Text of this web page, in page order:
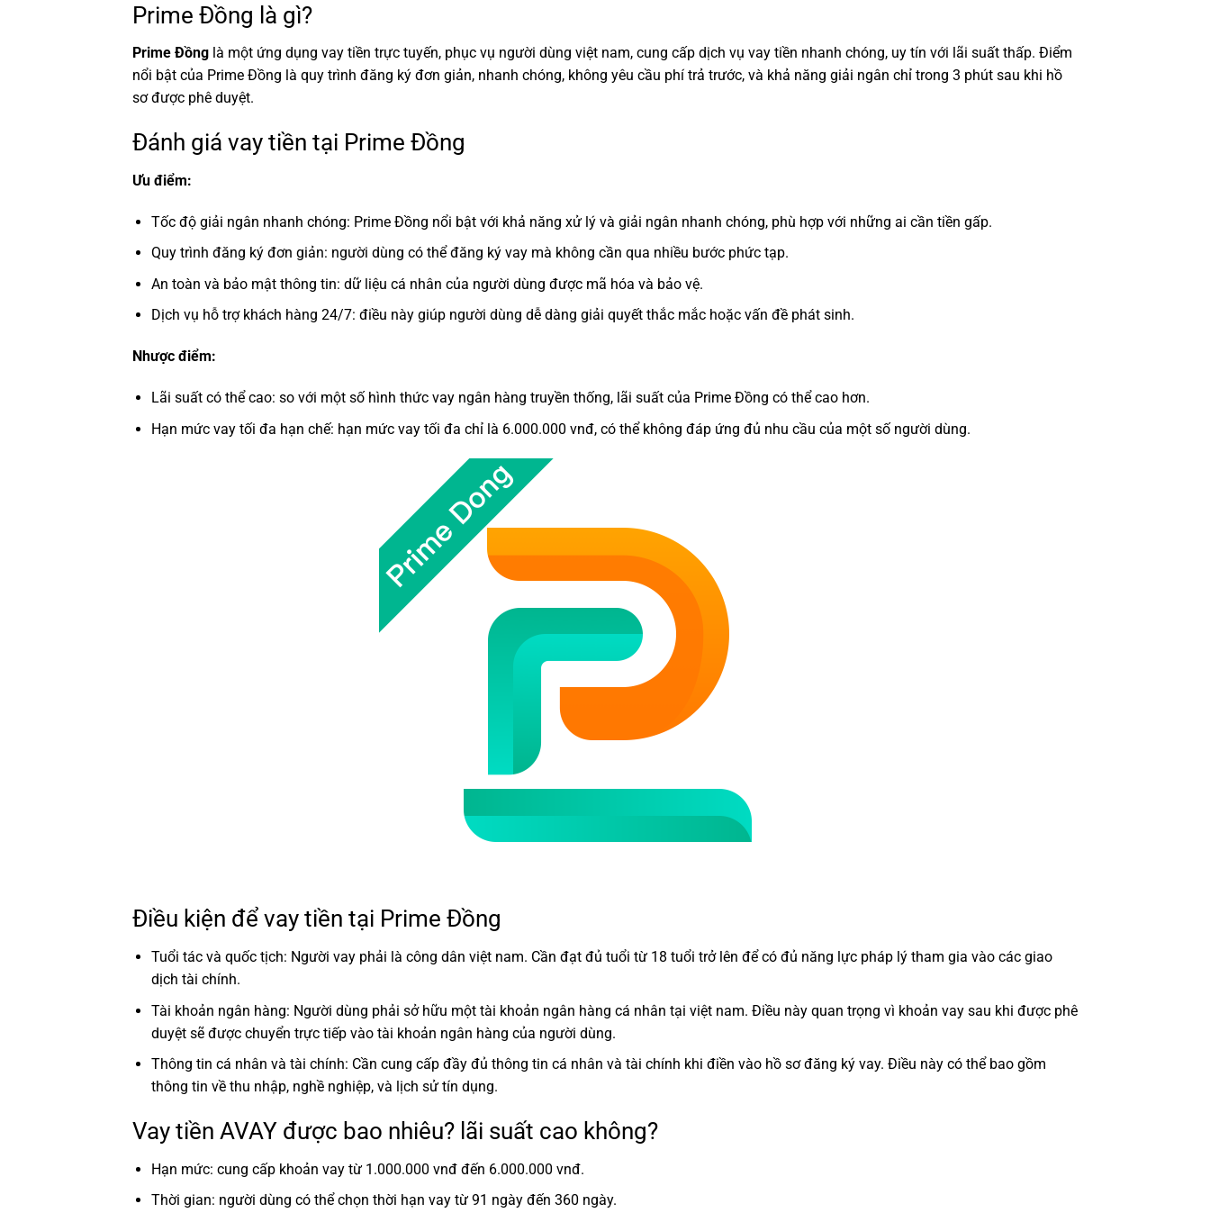
Prime Đồng là gì?
Prime Đồng là một ứng dụng vay tiền trực tuyến, phục vụ người dùng việt nam, cung cấp dịch vụ vay tiền nhanh chóng, uy tín với lãi suất thấp. Điểm
nổi bật của Prime Đồng là quy trình đăng ký đơn giản, nhanh chóng, không yêu cầu phí trả trước, và khả năng giải ngân chỉ trong 3 phút sau khi hồ
sơ được phê duyệt.
Đánh giá vay tiền tại Prime Đồng
Ưu điểm:
Tốc độ giải ngân nhanh chóng: Prime Đồng nổi bật với khả năng xử lý và giải ngân nhanh chóng, phù hợp với những ai cần tiền gấp.
Quy trình đăng ký đơn giản: người dùng có thể đăng ký vay mà không cần qua nhiều bước phức tạp.
An toàn và bảo mật thông tin: dữ liệu cá nhân của người dùng được mã hóa và bảo vệ.
Dịch vụ hỗ trợ khách hàng 24/7: điều này giúp người dùng dễ dàng giải quyết thắc mắc hoặc vấn đề phát sinh.
Nhược điểm:
Lãi suất có thể cao: so với một số hình thức vay ngân hàng truyền thống, lãi suất của Prime Đồng có thể cao hơn.
Hạn mức vay tối đa hạn chế: hạn mức vay tối đa chỉ là 6.000.000 vnđ, có thể không đáp ứng đủ nhu cầu của một số người dùng.
Điều kiện để vay tiền tại Prime Đồng
Tuổi tác và quốc tịch: Người vay phải là công dân việt nam. Cần đạt đủ tuổi từ 18 tuổi trở lên để có đủ năng lực pháp lý tham gia vào các giao
dịch tài chính.
Tài khoản ngân hàng: Người dùng phải sở hữu một tài khoản ngân hàng cá nhân tại việt nam. Điều này quan trọng vì khoản vay sau khi được phê
duyệt sẽ được chuyển trực tiếp vào tài khoản ngân hàng của người dùng.
Thông tin cá nhân và tài chính: Cần cung cấp đầy đủ thông tin cá nhân và tài chính khi điền vào hồ sơ đăng ký vay. Điều này có thể bao gồm
thông tin về thu nhập, nghề nghiệp, và lịch sử tín dụng.
Vay tiền AVAY được bao nhiêu? lãi suất cao không?
Hạn mức: cung cấp khoản vay từ 1.000.000 vnđ đến 6.000.000 vnđ.
Thời gian: người dùng có thể chọn thời hạn vay từ 91 ngày đến 360 ngày.